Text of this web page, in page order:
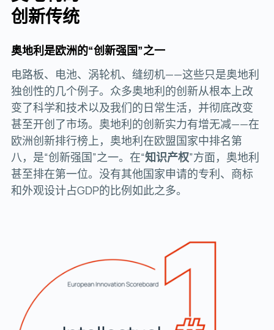
创新传统
奥地利是欧洲的“创新强国”之一
电路板、电池、涡轮机、缝纫机——这些只是奥地利
独创性的几个例子。众多奥地利的创新从根本上改
变了科学和技术以及我们的日常生活，并彻底改变
甚至开创了市场。奥地利的创新实力有增无减——在
欧洲创新排行榜上，奥地利在欧盟国家中排名第
八，是“创新强国”之一。在“知识产权”方面，奥地利
甚至排在第一位。没有其他国家申请的专利、商标
和外观设计占GDP的比例如此之多。